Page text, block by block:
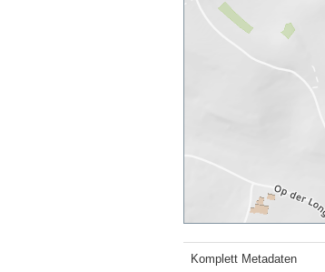
Komplett Metadaten